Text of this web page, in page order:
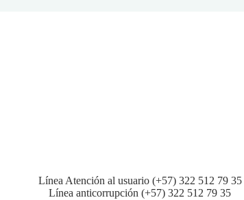
Línea Atención al usuario (+57) 322 512 79 35
Línea anticorrupción (+57) 322 512 79 35